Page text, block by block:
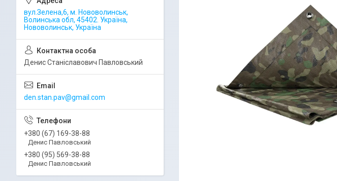
вул.Зелена,6, м. Нововолинськ,
Волинська обл, 45402. Україна,
Нововолинськ, Україна
Денис Станіславович Павловський
den.stan.pav@gmail.com
+380 (67) 169-38-88
Денис Павловський
+380 (95) 569-38-88
Денис Павловський